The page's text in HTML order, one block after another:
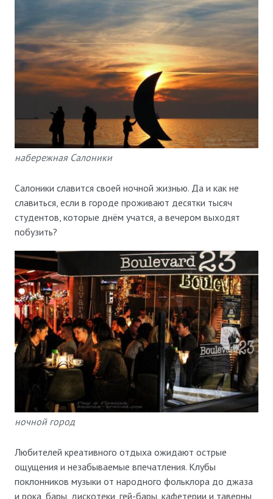
набережная Салоники
Салоники славится своей ночной жизнью. Да и как не
славиться, если в городе проживают десятки тысяч
студентов, которые днём учатся, а вечером выходят
побузить?
ночной город
Любителей креативного отдыха ожидают острые
ощущения и незабываемые впечатления. Клубы
поклонников музыки от народного фольклора до джаза
и рока, бары, дискотеки, гей-бары, кафетерии и таверны,